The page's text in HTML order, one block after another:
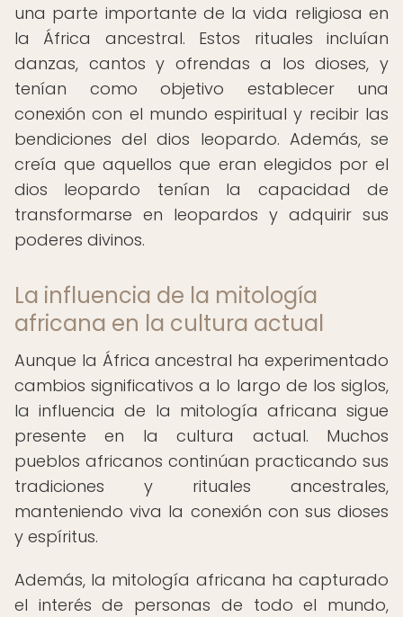
una parte importante de la vida religiosa en
la África ancestral. Estos rituales incluían
danzas, cantos y ofrendas a los dioses, y
tenían como objetivo establecer una
conexión con el mundo espiritual y recibir las
bendiciones del dios leopardo. Además, se
creía que aquellos que eran elegidos por el
dios leopardo tenían la capacidad de
transformarse en leopardos y adquirir sus
poderes divinos.
La influencia de la mitología
africana en la cultura actual
Aunque la África ancestral ha experimentado
cambios significativos a lo largo de los siglos,
la influencia de la mitología africana sigue
presente en la cultura actual. Muchos
pueblos africanos continúan practicando sus
tradiciones y rituales ancestrales,
manteniendo viva la conexión con sus dioses
y espíritus.
Además, la mitología africana ha capturado
el interés de personas de todo el mundo,